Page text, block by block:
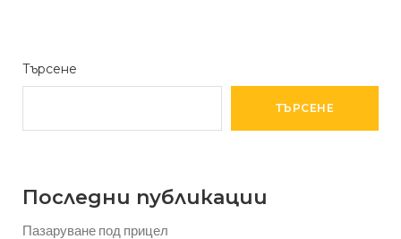
Търсене
ТЪРСЕНЕ
Последни публикации
Пазаруване под прицел